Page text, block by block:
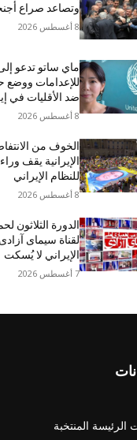
وتصاعد صراع
8 أغسطس 2026
ماي ساتو تدعو
للإعدامات ووضع
ضد الأقليات في
8 أغسطس 2026
الخوف من
الإيرانية يقف
للنظام الإيراني
8 أغسطس 2026
الدورة الثلاثون
لقناة سیمای
الإيراني لا يُسكت
7 أغسطس 2026
الرئيسة المنتخبة